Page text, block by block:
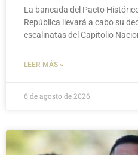
La bancada del Pacto
República llevará a cabo su
escalinatas del Capitolio
LEER MÁS »
6 de agosto de 2026